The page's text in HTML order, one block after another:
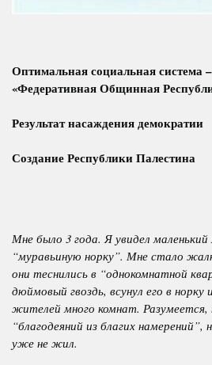
Оптимальная социальная система –
«Федеративная Общинная
Результат насаждения демократии
Создание Республики Палестина
Мне было 3 года. Я увидел маленький
“муравьиную норку”. Мне стало
они теснились в “однокомнатной
дюймовый гвоздь, всунул его в норку
жителей много комнат. Разумеется,
“благодеяний из благих
уже не жил.